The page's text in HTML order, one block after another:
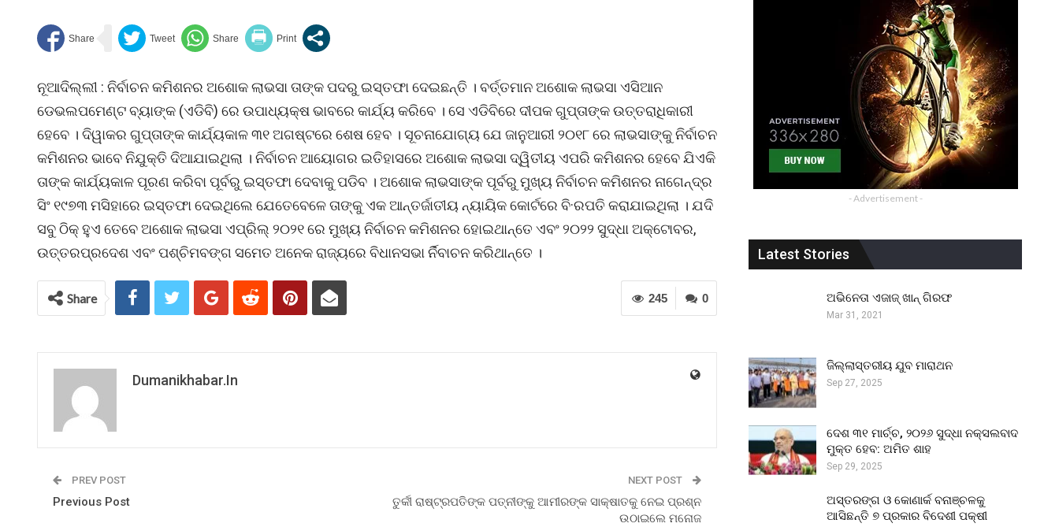
ନୂଆଦିଲ୍ଲୀ : ନିର୍ବାଚନ କମିଶନର ଅଶୋକ ଲାଭସା ତାଙ୍କ ପଦରୁ ଇସ୍ତଫା ଦେଇଛନ୍ତି । ବର୍ତ୍ତମାନ ଅଶୋକ ଲାଭସା ଏସିଆନ
ଡେଭଲପମେଣ୍ଟ ବ୍ୟାଙ୍କ (ଏଡିବି) ରେ ଉପାଧ୍ୟକ୍ଷ ଭାବରେ କାର୍ଯ୍ୟ କରିବେ । ସେ ଏଡିବିରେ ଦୀପକ ଗୁପ୍ତାଙ୍କ ଉତ୍ତରାଧିକାରୀ
ହେବେ । ଦିୱାକର ଗୁପ୍ତାଙ୍କ କାର୍ଯ୍ୟକାଳ ୩୧ ଅଗଷ୍ଟରେ ଶେଷ ହେବ । ସୂଚନାଯୋଗ୍ୟ ଯେ ଜାନୁଆରୀ ୨୦୧୮ ରେ ଲାଭସାଙ୍କୁ ନିର୍ବାଚନ
କମିଶନର ଭାବେ ନିଯୁକ୍ତି ଦିଆଯାଇଥିଲା । ନିର୍ବାଚନ ଆୟୋଗର ଇତିହାସରେ ଅଶୋକ ଲାଭସା ଦ୍ୱିତୀୟ ଏପରି କମିଶନର ହେବେ ଯିଏକି
ତାଙ୍କ କାର୍ଯ୍ୟକାଳ ପୂରଣ କରିବା ପୂର୍ବରୁ ଇସ୍ତଫା ଦେବାକୁ ପଡିବ । ଅଶୋକ ଲାଭସାଙ୍କ ପୂର୍ବରୁ ମୁଖ୍ୟ ନିର୍ବାଚନ କମିଶନର ନାଗେନ୍ଦ୍ର
ସିଂ ୧୯୭୩ ମସିହାରେ ଇସ୍ତଫା ଦେଇଥିଲେ ଯେତେବେଳେ ତାଙ୍କୁ ଏକ ଆନ୍ତର୍ଜାତୀୟ ନ୍ୟାୟିକ କୋର୍ଟରେ ବି·ରପତି କରାଯାଇଥିଲା । ଯଦି
ସବୁ ଠିକ୍ ହୁଏ ତେବେ ଅଶୋକ ଲାଭସା ଏପ୍ରିଲ୍ ୨୦୨୧ ରେ ମୁଖ୍ୟ ନିର୍ବାଚନ କମିଶନର ହୋଇଥାନ୍ତେ ଏବଂ ୨୦୨୨ ସୁଦ୍ଧା ଅକ୍ଟୋବର,
ଉତ୍ତରପ୍ରଦେଶ ଏବଂ ପଶ୍ଚିମବଙ୍ଗ ସମେତ ଅନେକ ରାଜ୍ୟରେ ବିଧାନସଭା ର୍ନିବାଚନ କରିଥାନ୍ତେ ।
0
245
Share
Dumanikhabar.in
PREV POST
Previous Post
NEXT POST
ତୁର୍କୀ ରାଷ୍ଟ୍ରପତିଙ୍କ ପତ୍ନୀଙ୍କୁ ଆମୀରଙ୍କ ସାକ୍ଷାତକୁ ନେଇ ପ୍ରଶ୍ନ
ଉଠାଇଲେ ମନୋଜ
- Advertisement -
Latest Stories
ଅଭିନେତା ଏଜାଜ୍ ଖାନ୍ ଗିରଫ
Mar 31, 2021
ଜିଲ୍ଲାସ୍ତରୀୟ ଯୁବ ମାରାଥନ
Sep 27, 2025
ଦେଶ ୩୧ ମାର୍ଚ୍ଚ, ୨୦୨୬ ସୁଦ୍ଧା ନକ୍ସଲବାଦ
ମୁକ୍ତ ହେବ: ଅମିତ ଶାହ
Sep 29, 2025
ଅସ୍ତରଙ୍ଗ ଓ କୋଣାର୍କ ବନାଞ୍ଚଳକୁ
ଆସିଛନ୍ତି ୭ ପ୍ରକାର ବିଦେଶୀ ପକ୍ଷୀ